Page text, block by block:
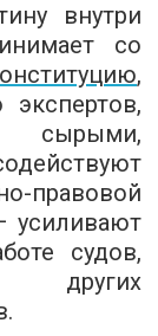
внутри
со
,
усиливают
судов,